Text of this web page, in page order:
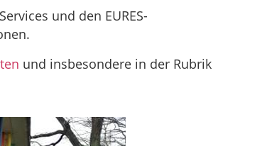
und den EURES-
und insbesondere in der Rubrik